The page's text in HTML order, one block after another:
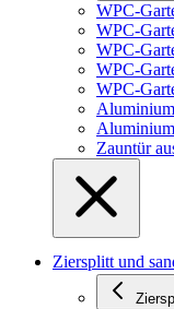
WPC-
WPC-
WPC-
WPC-
WPC-
Zauntür
Ziersplitt und